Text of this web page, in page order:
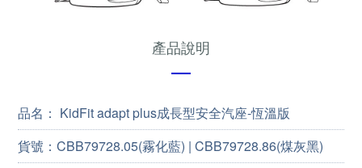
產品說明
—
品名： KidFit adapt plus成長型安全汽座-恆溫版
貨號： CBB79728.05(霧化藍) | CBB79728.86(煤灰黑)